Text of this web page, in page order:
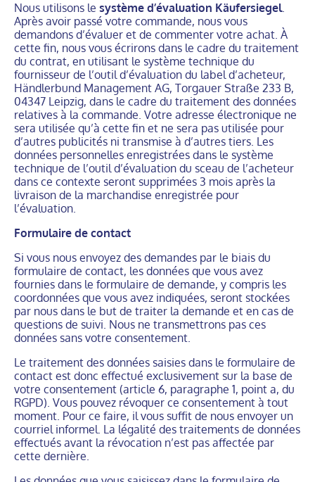
Nous utilisons le système d’évaluation Käufersiegel.
Après avoir passé votre commande, nous vous
demandons d’évaluer et de commenter votre achat. À
cette fin, nous vous écrirons dans le cadre du traitement
du contrat, en utilisant le système technique du
fournisseur de l’outil d’évaluation du label d’acheteur,
Händlerbund Management AG, Torgauer Straße 233 B,
04347 Leipzig, dans le cadre du traitement des données
relatives à la commande. Votre adresse électronique ne
sera utilisée qu’à cette fin et ne sera pas utilisée pour
d’autres publicités ni transmise à d’autres tiers. Les
données personnelles enregistrées dans le système
technique de l’outil d’évaluation du sceau de l’acheteur
dans ce contexte seront supprimées 3 mois après la
livraison de la marchandise enregistrée pour
l’évaluation.
Formulaire de contact
Si vous nous envoyez des demandes par le biais du
formulaire de contact, les données que vous avez
fournies dans le formulaire de demande, y compris les
coordonnées que vous avez indiquées, seront stockées
par nous dans le but de traiter la demande et en cas de
questions de suivi. Nous ne transmettrons pas ces
données sans votre consentement.
Le traitement des données saisies dans le formulaire de
contact est donc effectué exclusivement sur la base de
votre consentement (article 6, paragraphe 1, point a, du
RGPD). Vous pouvez révoquer ce consentement à tout
moment. Pour ce faire, il vous suffit de nous envoyer un
courriel informel. La légalité des traitements de données
effectués avant la révocation n’est pas affectée par
cette dernière.